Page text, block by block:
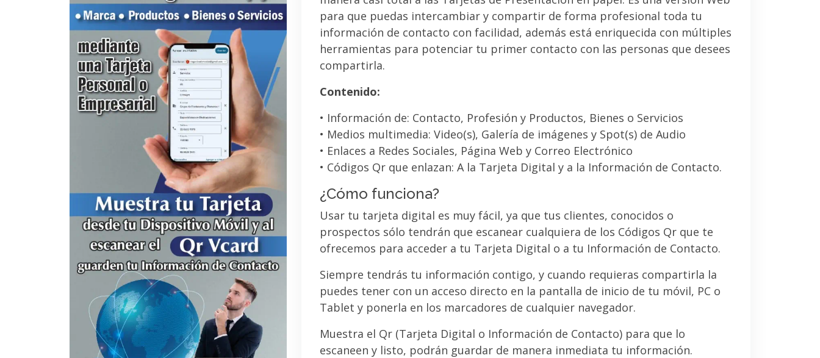
para que puedas intercambiar y compartir de forma profesional toda tu
información de contacto con facilidad, además está enriquecida con múltiples
herramientas para potenciar tu primer contacto con las personas que desees
compartirla.
Contenido:
• Información de: Contacto, Profesión y Productos, Bienes o Servicios
• Medios multimedia: Video(s), Galería de imágenes y Spot(s) de Audio
• Enlaces a Redes Sociales, Página Web y Correo Electrónico
• Códigos Qr que enlazan: A la Tarjeta Digital y a la Información de Contacto.
¿Cómo funciona?
Usar tu tarjeta digital es muy fácil, ya que tus clientes, conocidos o
prospectos sólo tendrán que escanear cualquiera de los Códigos Qr que te
ofrecemos para acceder a tu Tarjeta Digital o a tu Información de Contacto.
Siempre tendrás tu información contigo, y cuando requieras compartirla la
puedes tener con un acceso directo en la pantalla de inicio de tu móvil, PC o
Tablet y ponerla en los marcadores de cualquier navegador.
Muestra el Qr (Tarjeta Digital o Información de Contacto) para que lo
escaneen y listo, podrán guardar de manera inmediata tu información.